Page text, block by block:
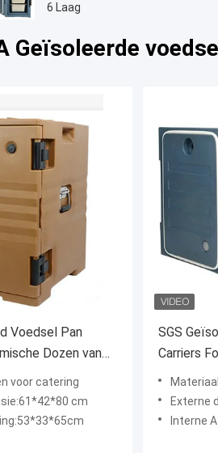
6 Laag
Geïsoleerde
Voedsel Pan
Dozen van
voor catering
cm
SGS
Carriers
Koud
Externe
Interne